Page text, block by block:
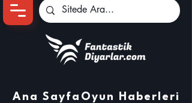
Ana Sayfa Oyun Haberleri